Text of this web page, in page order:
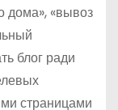
дома», «вывоз
блог ради
страницами